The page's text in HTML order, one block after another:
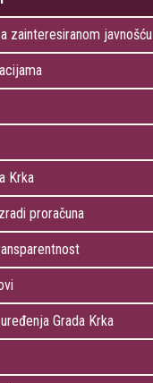
zainteresiranom javnošću
Krka
proračuna
Grada Krka